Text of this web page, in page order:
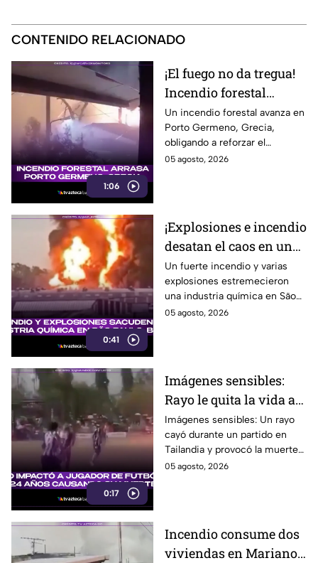
CONTENIDO RELACIONADO
1:06
¡El fuego no da tregua!
Incendio forestal
arrasa una zona de
Grecia
Un incendio forestal avanza en
Porto Germeno, Grecia,
obligando a reforzar el
combate contra las llamas y
05 agosto, 2026
0:41
¡Explosiones e incendio
desatan el caos en una
industria química de
Brasil!
Un fuerte incendio y varias
explosiones estremecieron
una industria química en São
Paulo, Brasil, provocando una
05 agosto, 2026
0:17
Imágenes sensibles:
Rayo le quita la vida a
futbolista en pleno
partido
Imágenes sensibles: Un rayo
cayó durante un partido en
Tailandia y provocó la muerte
del futbolista Safwan Awae, de
05 agosto, 2026
Incendio consume dos
viviendas en Mariano